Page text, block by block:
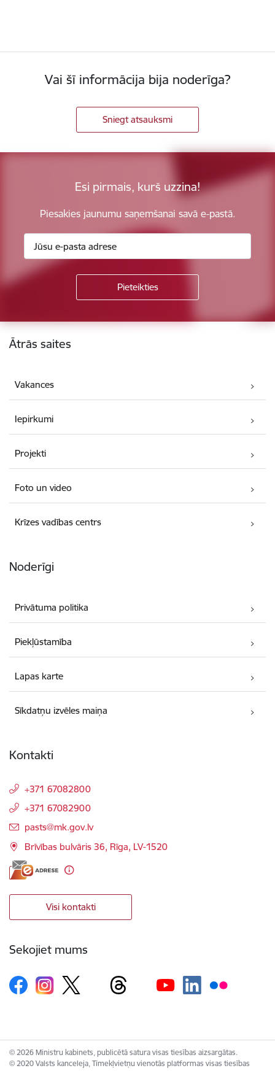
Vai šī informācija bija noderīga?
Sniegt atsauksmi
Esi pirmais, kurš uzzina!
Piesakies jaunumu saņemšanai savā e-pastā.
Kājene
Ātrās saites
Vakances
Iepirkumi
Projekti
Foto un video
Krīzes vadības centrs
Noderīgi
Privātuma politika
Piekļūstamība
Lapas karte
Sīkdatņu izvēles maiņa
Kontakti
+371 67082800
+371 67082900
E-pasts:
pasts@mk.gov.lv
Brīvības bulvāris 36, Rīga, LV-1520
Visi kontakti
Sekojiet mums
© 2026 Ministru kabinets, publicētā satura visas tiesības aizsargātas.
© 2020 Valsts kanceleja, Tīmekļvietņu vienotās platformas visas tiesības